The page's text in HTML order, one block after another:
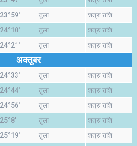
23°59' तुला शत्रु राशि
24°10' तुला शत्रु राशि
24°21' तुला शत्रु राशि
अक्तूबर
24°33' तुला शत्रु राशि
24°44' तुला शत्रु राशि
24°56' तुला शत्रु राशि
25°8' तुला शत्रु राशि
25°19' तुला शत्रु राशि